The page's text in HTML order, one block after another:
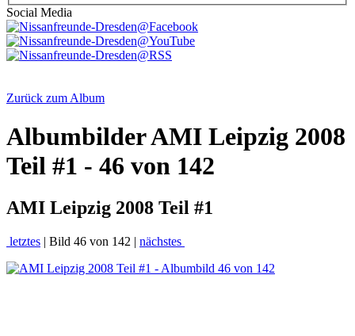
Social Media
Zurück zum Album
AlbumbilderAMI Leipzig 2008
Teil #1 - 46 von 142
AMI Leipzig 2008 Teil #1
letztes | Bild 46 von 142 | nächstes